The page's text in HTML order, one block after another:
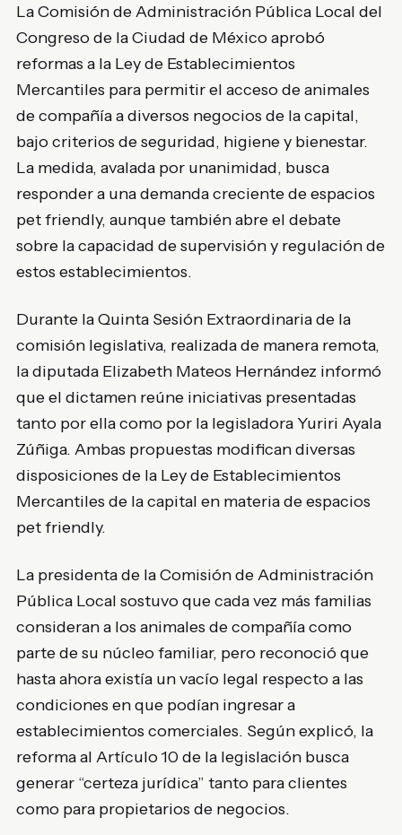
La Comisión de Administración Pública Local del
Congreso de la Ciudad de Méxicoaprobó
reformas a la Ley de Establecimientos
Mercantiles para permitir el acceso de animales
de compañía a diversos negocios de la capital,
bajo criterios de seguridad, higiene y bienestar.
La medida, avalada por unanimidad, busca
responder a una demanda creciente de espacios
pet friendly, aunque también abre el debate
sobre la capacidad de supervisión y regulación de
estos establecimientos.
Durante la Quinta Sesión Extraordinaria de la
comisión legislativa, realizada de manera remota,
la diputada Elizabeth Mateos Hernández informó
que el dictamen reúne iniciativas presentadas
tanto por ella como por la legisladora Yuriri Ayala
Zúñiga. Ambas propuestas modifican diversas
disposiciones de la Ley de Establecimientos
Mercantiles de la capital en materia de espacios
pet friendly.
La presidenta de la Comisión de Administración
Pública Local sostuvo que cada vez más familias
consideran a los animales de compañía como
parte de su núcleo familiar, pero reconoció que
hasta ahora existía un vacío legal respecto a las
condiciones en que podían ingresar a
establecimientos comerciales. Según explicó, la
reforma al Artículo 10 de la legislación busca
generar “certeza jurídica” tanto para clientes
como para propietarios de negocios.